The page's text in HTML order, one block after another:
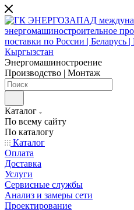
Энергомашиностроение
Производство | Монтаж
Каталог
По всему сайту
По каталогу
Каталог
Оплата
Доставка
Услуги
Сервисные службы
Анализ и замеры сети
Проектирование